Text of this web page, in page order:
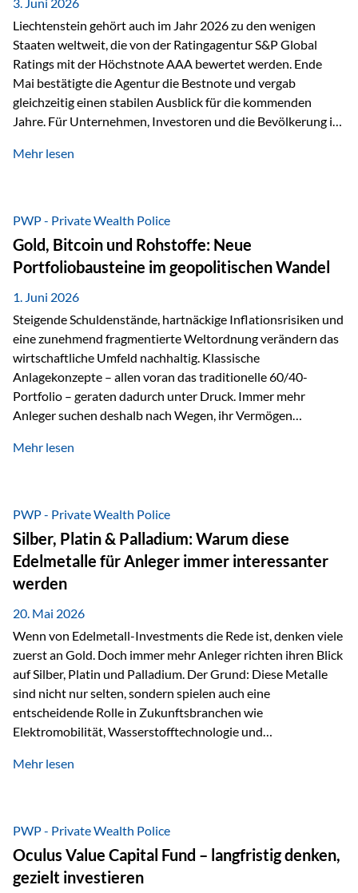
Liechtenstein gehört auch im Jahr 2026 zu den wenigen
Staaten weltweit, die von der Ratingagentur S&P Global
Ratings mit der Höchstnote AAA bewertet werden. Ende
Mai bestätigte die Agentur die Bestnote und vergab
gleichzeitig einen stabilen Ausblick für die kommenden
Jahre. Für Unternehmen, Investoren und die Bevölkerung ist
finanzielle Stabilität des Landes sowie das Vertrauen
trotz Herausforderungen Die weltwirtschaftlichen
Rahmenbedingungen bleiben anspruchsvoll. Geopolitische
Unsicherheiten, eine verhaltene Investitionstätigkeit und
eine schwächere Nachfrage in wichtigen Exportmärkten
beeinflussen auch die liechtensteinische Wirtschaft.
Dennoch sieht…
Mehr lesen
PWP - Private Wealth Police
Gold, Bitcoin und Rohstoffe: Neue
Portfoliobausteine im geopolitischen Wandel
1. Juni 2026
Steigende Schuldenstände, hartnäckige Inflationsrisiken und
eine zunehmend fragmentierte Weltordnung verändern das
wirtschaftliche Umfeld nachhaltig. Klassische
Anlagekonzepte – allen voran das traditionelle 60/40-
Portfolio – geraten dadurch unter Druck. Immer mehr
Anleger suchen deshalb nach Wegen, ihr Vermögen
Unsicherheit abzusichern. Genau hier rücken reale und
monetäre Rolle zurück Gold erlebt derzeit eine
bemerkenswerte Renaissance als monetärer Wertspeicher.
Treiber sind Rekordkäufe der Zentralbanken, geopolitische
Spannungen und ein schleichender Vertrauensverlust in
ungedeckte Papierwährungen. Wie groß dieser
Vertrauensverlust ausfällt, zeigt ein nüchterner
Mehr lesen
PWP - Private Wealth Police
Silber, Platin & Palladium: Warum diese
Edelmetalle für Anleger immer interessanter
werden
20. Mai 2026
Wenn von Edelmetall-Investments die Rede ist, denken viele
zuerst an Gold. Doch immer mehr Anleger richten ihren Blick
auf Silber, Platin und Palladium. Der Grund: Diese Metalle
sind nicht nur selten, sondern spielen auch eine
entscheidende Rolle in Zukunftsbranchen wie
Elektromobilität, Wasserstofftechnologie und
Faktoren für Investoren – begrenztes Angebot und
klassischer „Sicherheitsanker“ gilt, bieten Silber, Platin und
Palladium zusätzlich die Chance, von technologischen
Entwicklungen zu profitieren. Die Nachfrage entsteht nicht
nur durch Anleger, sondern vor allem durch die Industrie.
Mehr lesen
PWP - Private Wealth Police
Oculus Value Capital Fund – langfristig denken,
gezielt investieren